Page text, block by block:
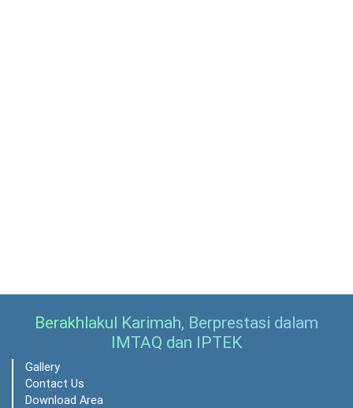
Berakhlakul Karimah, Berprestasi dalam
IMTAQ dan IPTEK
Gallery
Contact Us
Download Area